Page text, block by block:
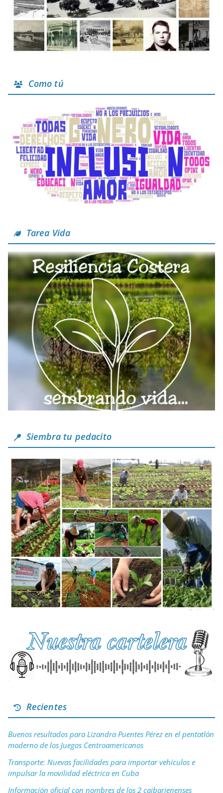
Como tú
Tarea Vida
Siembra tu pedacito
Recientes
Buenos resultados para Lizandra Puentes Pérez en el pentatlón
moderno de los Juegos Centroamericanos
Transporte: Nuevas facilidades para importar vehículos e
impulsar la movilidad eléctrica en Cuba
Información oficial con nombres de los 2 caibarienenses